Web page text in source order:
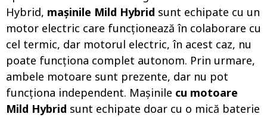
Hybrid, mașinile Mild Hybrid sunt echipate cu un
motor electric care funcționează în colaborare cu
cel termic, dar motorul electric, în acest caz, nu
poate funcționa complet autonom. Prin urmare,
ambele motoare sunt prezente, dar nu pot
funcționa independent. Mașinile cu motoare
Mild Hybrid sunt echipate doar cu o mică baterie